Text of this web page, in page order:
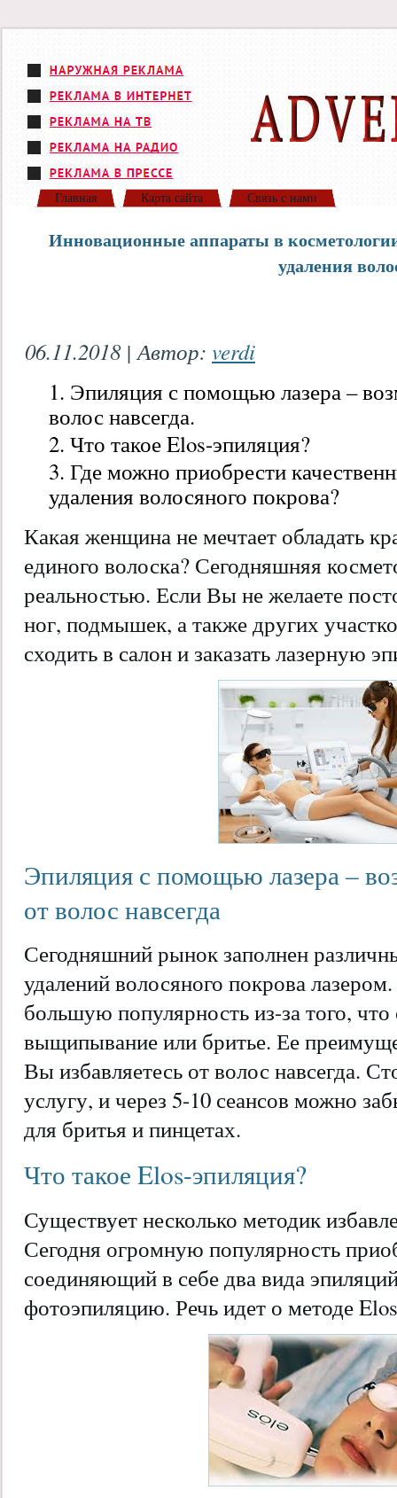
Главная Карта сайта Связь с нами
Инновационные аппараты в
удаления
06.11.2018 | Автор: verdi
Эпиляция с помощью лазера –
волос навсегда.
Что такое Elos-эпиляция?
Где можно приобрести
удаления волосяного покрова?
Какая женщина не мечтает обладать
единого волоска? Сегодняшняя
реальностью. Если Вы не желаете
ног, подмышек, а также других
сходить в салон и заказать лазерную
Эпиляция с помощью лазера –
от волос навсегда
Сегодняшний рынок заполнен
удалений волосяного покрова
большую популярность из-за того,
выщипывание или бритье. Ее
Вы избавляетесь от волос навсегда.
услугу, и через 5-10 сеансов можно
для бритья и пинцетах.
Что такое Elos-эпиляция?
Существует несколько методик
Сегодня огромную популярность
соединяющий в себе два вида
фотоэпиляцию. Речь идет о методе